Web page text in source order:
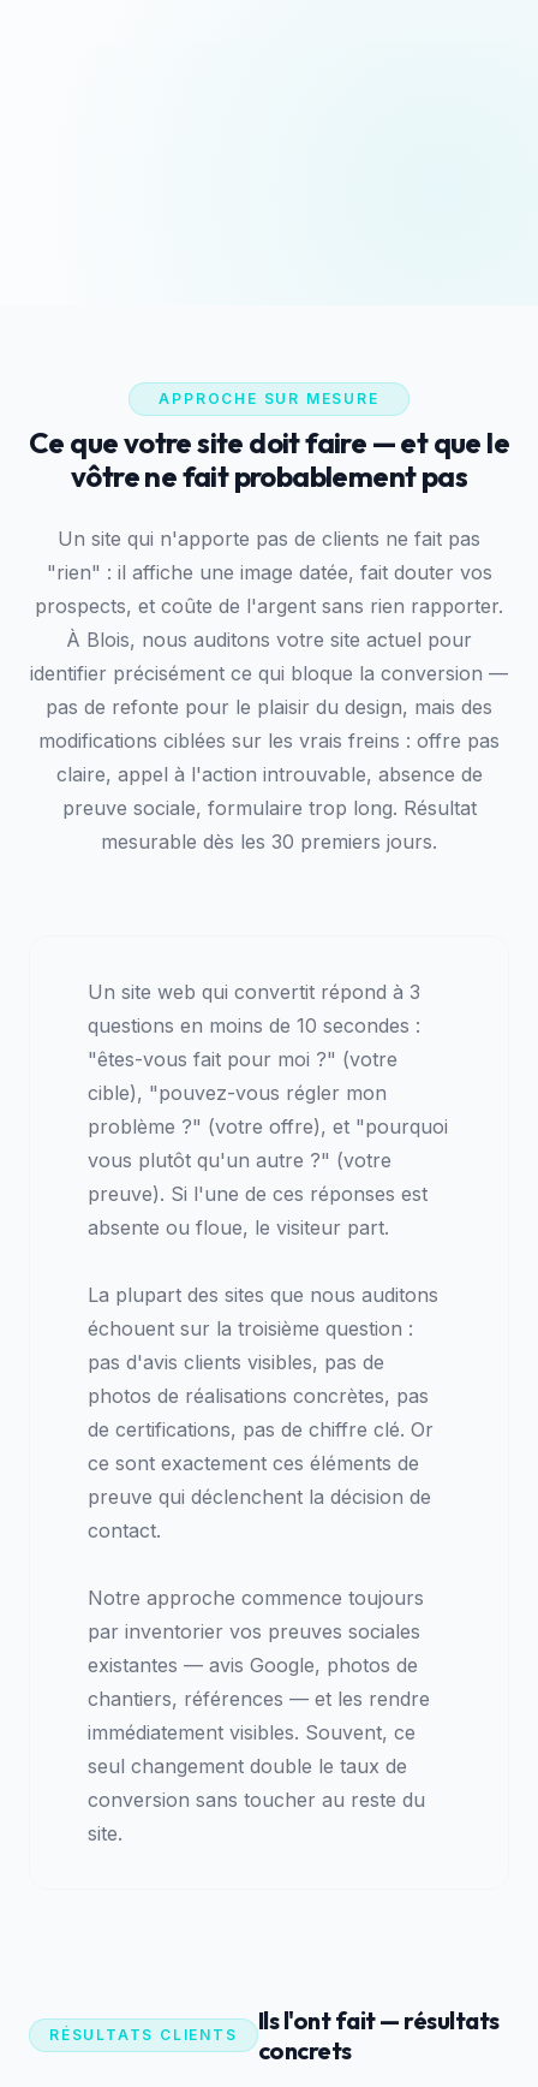
APPROCHE SUR MESURE
Ce que votre site doit faire — et que le
vôtre ne fait probablement pas
Un site qui n'apporte pas de clients ne fait pas
"rien" : il affiche une image datée, fait douter vos
prospects, et coûte de l'argent sans rien rapporter.
À Blois, nous auditons votre site actuel pour
identifier précisément ce qui bloque la conversion —
pas de refonte pour le plaisir du design, mais des
modifications ciblées sur les vrais freins : offre pas
claire, appel à l'action introuvable, absence de
preuve sociale, formulaire trop long. Résultat
mesurable dès les 30 premiers jours.
Un site web qui convertit répond à 3
questions en moins de 10 secondes :
"êtes-vous fait pour moi ?" (votre
cible), "pouvez-vous régler mon
problème ?" (votre offre), et "pourquoi
vous plutôt qu'un autre ?" (votre
preuve). Si l'une de ces réponses est
absente ou floue, le visiteur part.
La plupart des sites que nous auditons
échouent sur la troisième question :
pas d'avis clients visibles, pas de
photos de réalisations concrètes, pas
de certifications, pas de chiffre clé. Or
ce sont exactement ces éléments de
preuve qui déclenchent la décision de
contact.
Notre approche commence toujours
par inventorier vos preuves sociales
existantes — avis Google, photos de
chantiers, références — et les rendre
immédiatement visibles. Souvent, ce
seul changement double le taux de
conversion sans toucher au reste du
site.
RÉSULTATS CLIENTS
Ils l'ont fait — résultats
concrets